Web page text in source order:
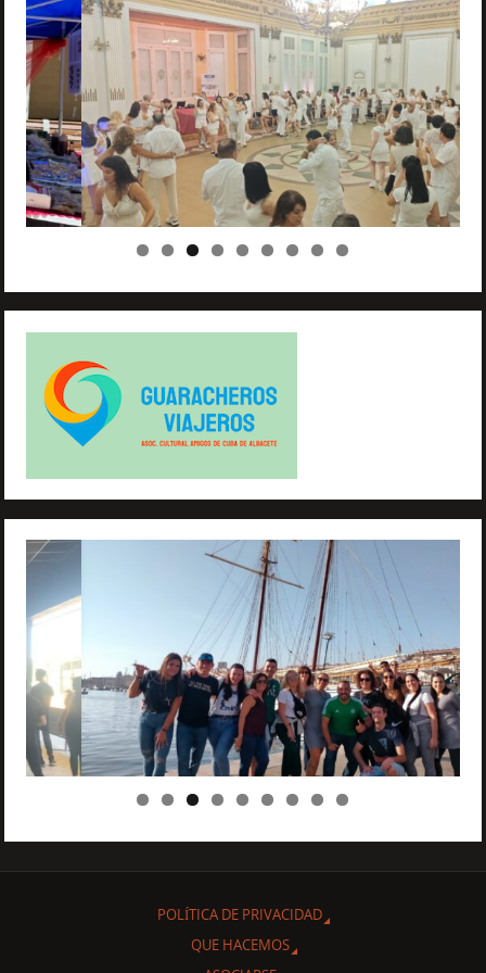
POLÍTICA DE PRIVACIDAD
QUE HACEMOS